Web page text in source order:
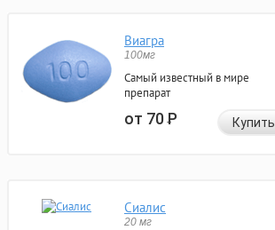
Виагра
100мг
Самый известный в мире
препарат
от 70Р Купить
Сиалис
20 мг